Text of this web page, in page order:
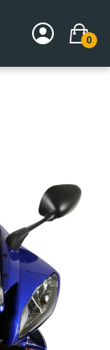
0
Szyby